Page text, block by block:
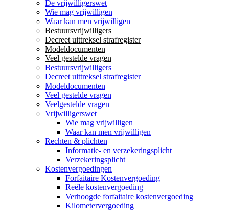
De vrijwilligerswet
Wie mag vrijwilligen
Waar kan men vrijwilligen
Bestuursvrijwilligers
Decreet uittreksel strafregister
Modeldocumenten
Veel gestelde vragen
Bestuursvrijwilligers
Decreet uittreksel strafregister
Modeldocumenten
Veel gestelde vragen
Veelgestelde vragen
Vrijwilligerswet
Wie mag vrijwilligen
Waar kan men vrijwilligen
Rechten & plichten
Informatie- en verzekeringsplicht
Verzekeringsplicht
Kostenvergoedingen
Forfaitaire Kostenvergoeding
Reële kostenvergoeding
Verhoogde forfaitaire kostenvergoeding
Kilometervergoeding